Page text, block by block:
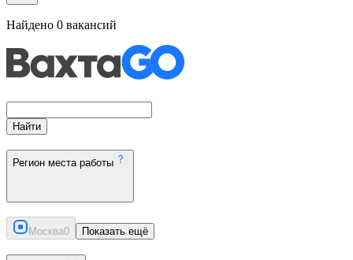
Найдено 0 вакансий
Найти
Регион места работы
Москва0 Показать ещё